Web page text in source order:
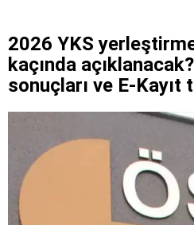
2026 YKS
kaçında
sonuçları ve E-Kayıt